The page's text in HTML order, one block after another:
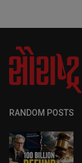
RANDOM POSTS